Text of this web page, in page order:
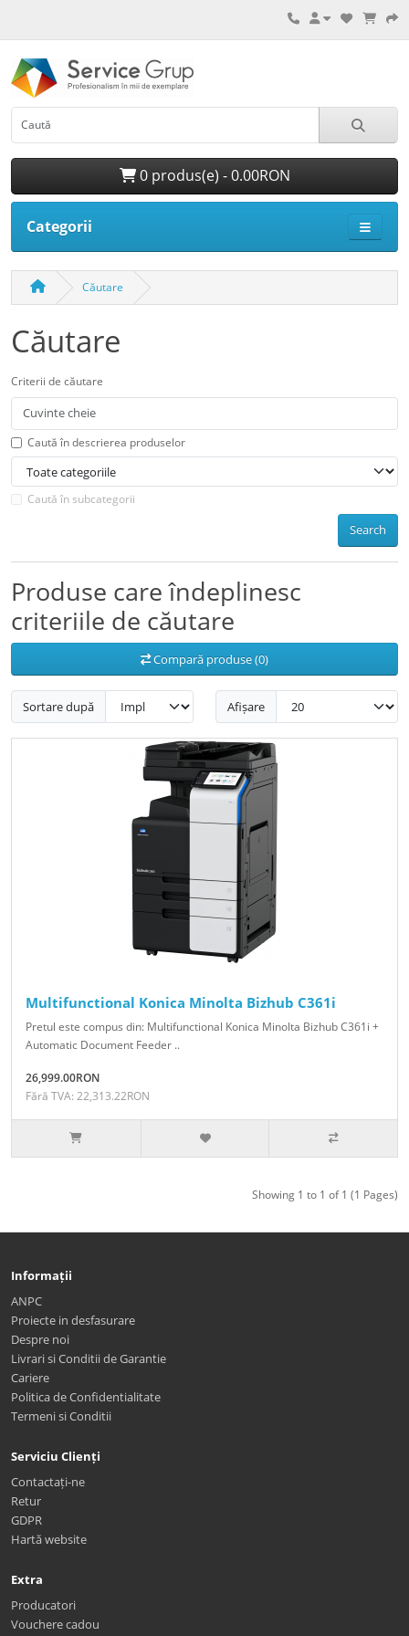
0 produs(e) - 0.00RON
Categorii
Căutare
Căutare
Criterii de căutare
Caută în descrierea produselor
Caută în subcategorii
Search
Produse care îndeplinesc
criteriile de căutare
Compară produse (0)
Sortare după Afișare
Multifunctional Konica Minolta Bizhub C361i
Pretul este compus din: Multifunctional Konica Minolta Bizhub C361i +
Automatic Document Feeder ..
26,999.00RON
Fără TVA: 22,313.22RON
Showing 1 to 1 of 1 (1 Pages)
Informații
ANPC
Proiecte in desfasurare
Despre noi
Livrari si Conditii de Garantie
Cariere
Politica de Confidentialitate
Termeni si Conditii
Serviciu Clienți
Contactați-ne
Retur
GDPR
Hartă website
Extra
Producatori
Vouchere cadou